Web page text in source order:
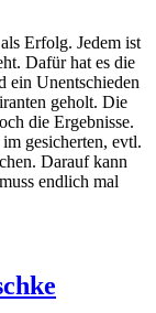
Erfolg. Jedem ist
Dafür hat es die
ein Unentschieden
geholt. Die
die Ergebnisse.
gesicherten, evtl.
Darauf kann
endlich mal